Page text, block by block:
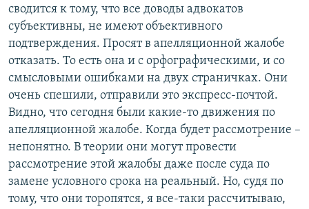
сводится к тому, что все доводы адвокатов
субъективны, не имеют объективного
подтверждения. Просят в апелляционной жалобе
отказать. То есть она и с орфографическими, и со
смысловыми ошибками на двух страничках. Они
очень спешили, отправили это экспресс-почтой.
Видно, что сегодня были какие-то движения по
апелляционной жалобе. Когда будет рассмотрение –
непонятно. В теории они могут провести
рассмотрение этой жалобы даже после суда по
замене условного срока на реальный. Но, судя по
тому, что они торопятся, я все-таки рассчитываю,